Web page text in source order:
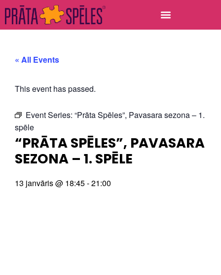
« All Events
This event has passed.
Event Series: “Prāta Spēles”, Pavasara sezona – 1.
spēle
“PRĀTA SPĒLES”, PAVASARA
SEZONA – 1. SPĒLE
13 janvāris@ 18:45-21:00